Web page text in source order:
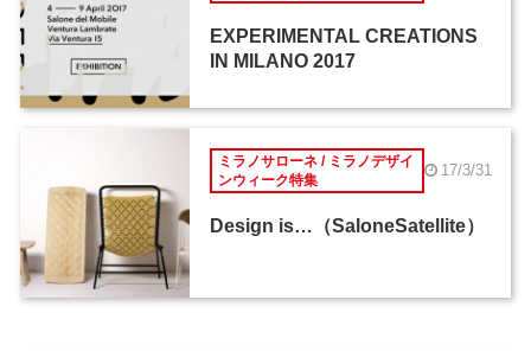
EXPERIMENTAL CREATIONS
IN MILANO 2017
ミラノサローネ / ミラノデザイ
ンウィーク特集
17/3/31
Design is…（SaloneSatellite）